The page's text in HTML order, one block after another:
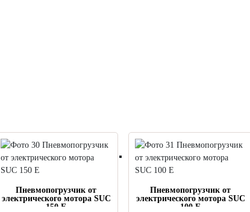
Пневмопогрузчик от
электрического мотора SUC
150 E
Пневмопогрузчик от
электрического мотора SUC
100 E